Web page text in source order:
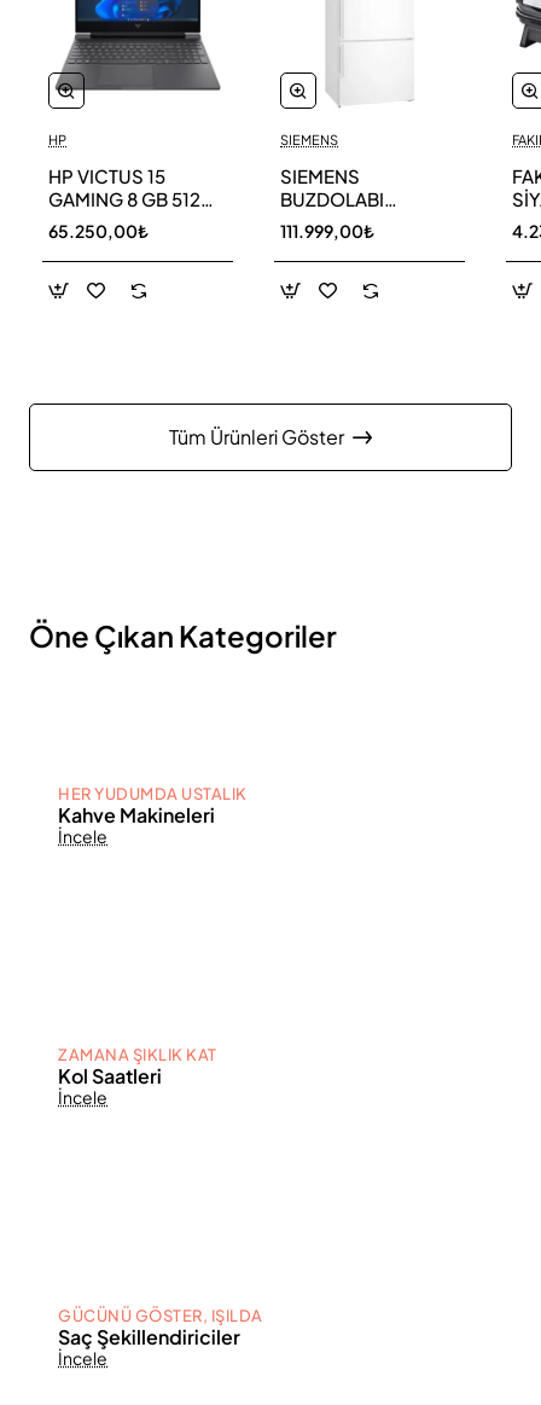
HP
HP VICTUS 15
GAMING 8 GB 512
GB SSD LAPTOP
FA0011NT 80D33EA
65.250,00₺
SIEMENS
SIEMENS
BUZDOLABI
KG86NCWE0N
111.999,00₺
Tüm Ürünleri Göster
Öne Çıkan Kategoriler
HER YUDUMDA USTALIK
Kahve Makineleri
İncele
ZAMANA ŞIKLIK KAT
Kol Saatleri
İncele
GÜCÜNÜ GÖSTER, IŞILDA
Saç Şekillendiriciler
İncele